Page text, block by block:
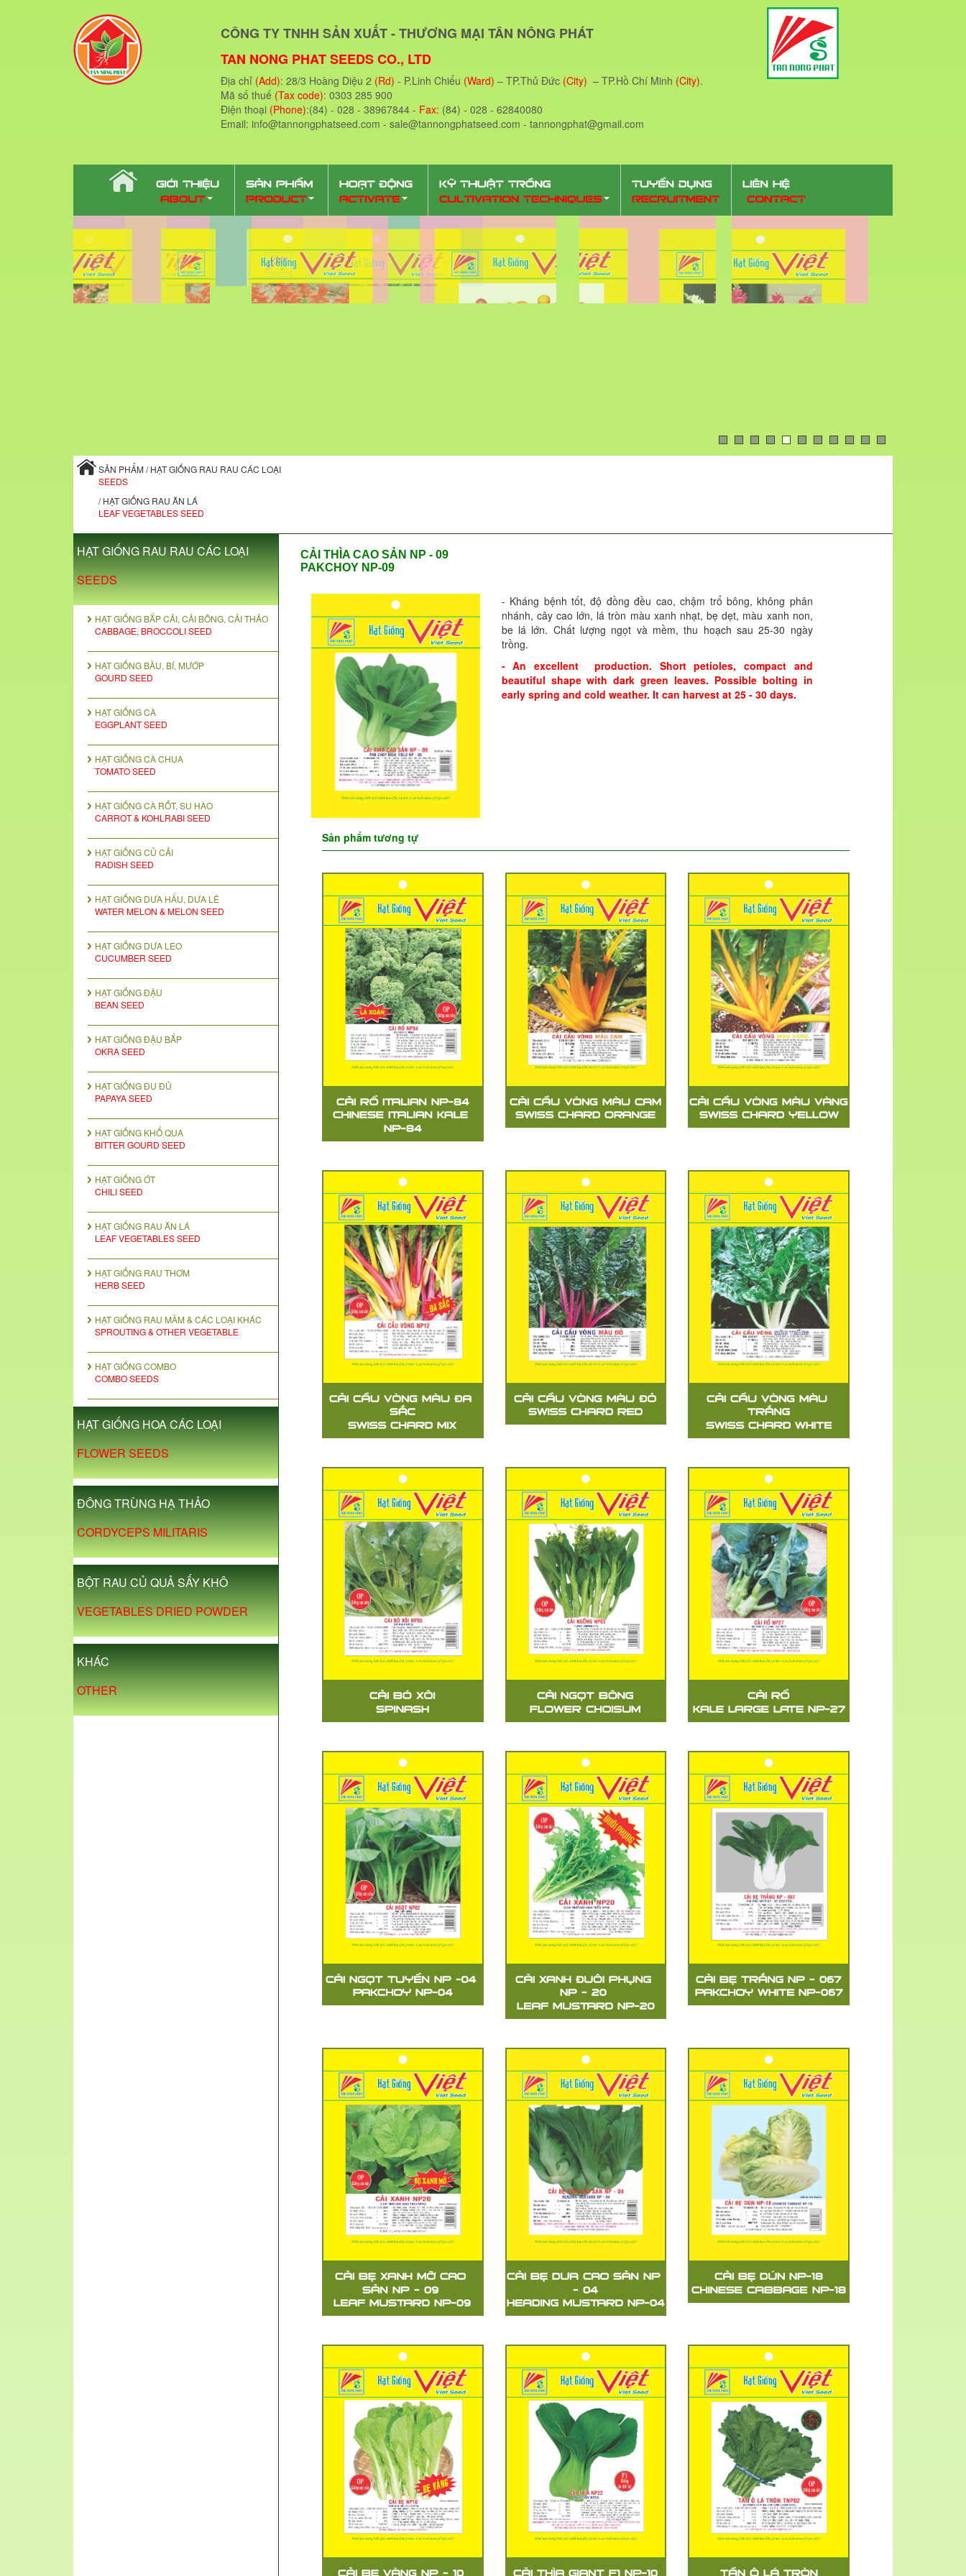
CÔNG TY TNHH SẢN XUẤT - THƯƠNG MẠI TÂN NÔNG PHÁT
TAN NONG PHAT SEEDS CO., LTD
Địa chỉ (Add): 28/3 Hoàng Diệu 2 (Rd) - P.Linh Chiểu (Ward) – TP.Thủ Đức (City) – TP.Hồ Chí Minh (City).
Mã số thuế (Tax code): 0303 285 900
Điện thoại (Phone):(84) - 028 - 38967844 - Fax: (84) - 028 - 62840080
Email: info@tannongphatseed.com - sale@tannongphatseed.com - tannongphat@gmail.com
SẢN PHẨM / HẠT GIỐNG RAU RAU CÁC LOẠI
SEEDS
/ HẠT GIỐNG RAU ĂN LÁ
LEAF VEGETABLES SEED
HẠT GIỐNG RAU RAU CÁC LOẠI
SEEDS
HẠT GIỐNG BẮP CẢI, CẢI BÔNG, CẢI THẢO
CABBAGE, BROCCOLI SEED
HẠT GIỐNG BẦU, BÍ, MƯỚP
GOURD SEED
HẠT GIỐNG CÀ
EGGPLANT SEED
HẠT GIỐNG CÀ CHUA
TOMATO SEED
HẠT GIỐNG CÀ RỐT, SU HÀO
CARROT & KOHLRABI SEED
HẠT GIỐNG CỦ CẢI
RADISH SEED
HẠT GIỐNG DƯA HẤU, DƯA LÊ
WATER MELON & MELON SEED
HẠT GIỐNG DƯA LEO
CUCUMBER SEED
HẠT GIỐNG ĐẬU
BEAN SEED
HAT GIỐNG ĐẬU BẮP
OKRA SEED
HẠT GIỐNG ĐU ĐỦ
PAPAYA SEED
HẠT GIỐNG KHỔ QUA
BITTER GOURD SEED
HẠT GIỐNG ỚT
CHILI SEED
HẠT GIỐNG RAU ĂN LÁ
LEAF VEGETABLES SEED
HẠT GIỐNG RAU THƠM
HERB SEED
HẠT GIỐNG RAU MẦM & CÁC LOẠI KHÁC
SPROUTING & OTHER VEGETABLE
HẠT GIỐNG COMBO
COMBO SEEDS
HẠT GIỐNG HOA CÁC LOẠI
FLOWER SEEDS
ĐÔNG TRÙNG HẠ THẢO
CORDYCEPS MILITARIS
BỘT RAU CỦ QUẢ SẤY KHÔ
VEGETABLES DRIED POWDER
KHÁC
OTHER
CẢI THÌA CAO SẢN NP - 09
PAKCHOY NP-09
- Kháng bệnh tốt, độ đồng đều cao, chậm trổ bông, không phân
nhánh, cây cao lớn, lá tròn màu xanh nhạt, bẹ dẹt, màu xanh non,
be lá lớn. Chất lượng ngọt và mềm, thu hoạch sau 25-30 ngày
trồng.
- An excellent production. Short petioles, compact and
beautiful shape with dark green leaves. Possible bolting in
early spring and cold weather. It can harvest at 25 - 30 days.
Sản phẩm tương tự